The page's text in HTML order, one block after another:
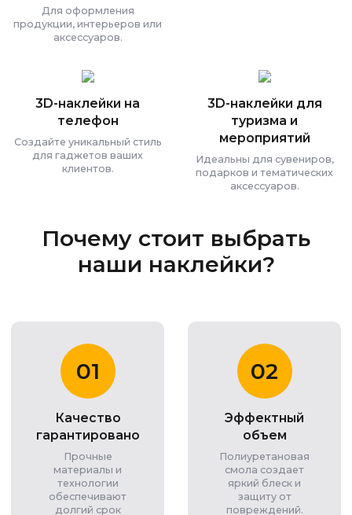
Для оформления
продукции, интерьеров или
аксессуаров.
3D-наклейки на
телефон
Создайте уникальный стиль
для гаджетов ваших
клиентов.
3D-наклейки для
туризма и
мероприятий
Идеальны для сувениров,
подарков и тематических
аксессуаров.
Почему стоит выбрать
наши наклейки?
01
Качество
гарантировано
Прочные
материалы и
технологии
обеспечивают
долгий срок
02
Эффектный
объем
Полиуретановая
смола создает
яркий блеск и
защиту от
повреждений.